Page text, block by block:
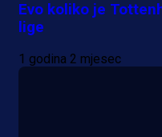
Evo koliko je
lige
1 godina 2 mjesec